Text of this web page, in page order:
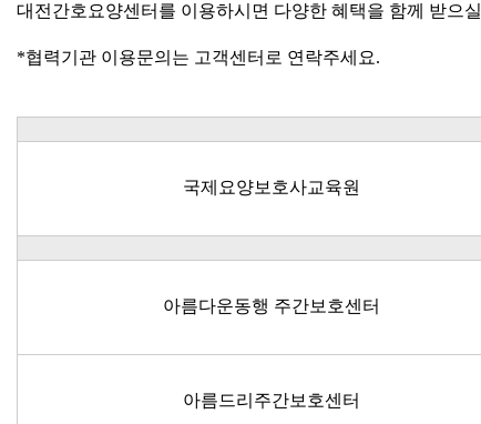
대전간호요양센터를 이용하시면 다양한 혜택을 함께 받으
*협력기관 이용문의는 고객센터로 연락주세요.
국제요양보호사교육원
아름다운동행 주간보호센터
아름드리주간보호센터